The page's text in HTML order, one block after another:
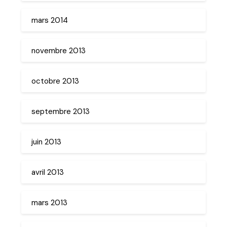
mars 2014
novembre 2013
octobre 2013
septembre 2013
juin 2013
avril 2013
mars 2013